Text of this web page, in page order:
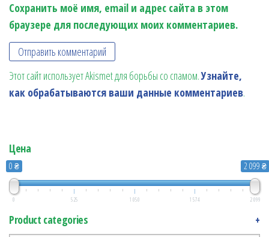
Сохранить моё имя, email и адрес сайта в этом
браузере для последующих моих комментариев.
Этот сайт использует Akismet для борьбы со спамом.Узнайте,
как обрабатываются ваши данные комментариев.
Цена
0 ₴ 2 099 ₴
0 525 1 050 1 574 2 099
Product categories +